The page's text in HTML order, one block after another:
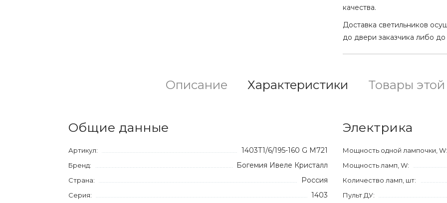
качества.
Доставка светильников
до двери заказчика либо
Описание Характеристики Товары
Общие данные
Артикул: 1403T1/6/195-160 G M721
Бренд: Богемия Ивеле Кристалл
Страна: Россия
Серия: 1403
Электрика
Мощность одной лампочки, W:
Мощность ламп, W:
Количество ламп, шт:
Пульт ДУ: